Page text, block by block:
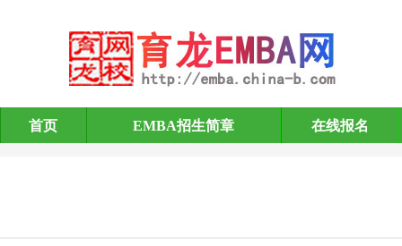
EMBA招生简章
首页 EMBA招生简章 在线报名